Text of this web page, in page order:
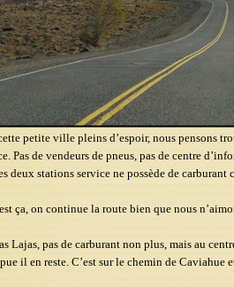
petite ville pleins d’espoir, nous pensons
Pas de vendeurs de pneus, pas de centre
deux stations service ne possède de
ça, on continue la route bien que nous
Lajas, pas de carburant non plus, mais au
il en reste. C’est sur le chemin de